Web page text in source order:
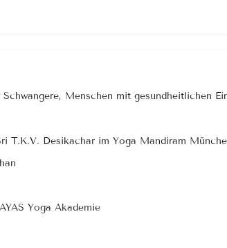
Menschen mit gesundheitlichen
Desikachar im Yoga Mandiram
Yoga Akademie